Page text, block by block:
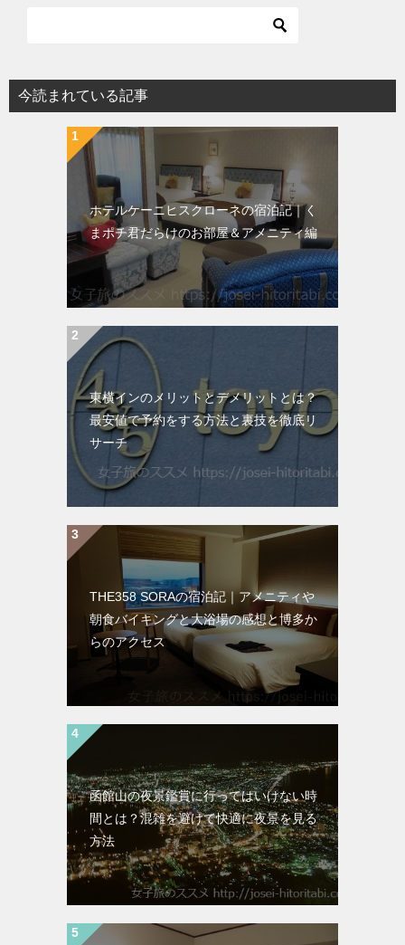
今読まれている記事
ホテルケーニヒスクローネの宿泊記｜く
まポチ君だらけのお部屋＆アメニティ編
東横インのメリットとデメリットとは？
最安値で予約をする方法と裏技を徹底リ
サーチ
THE358 SORAの宿泊記｜アメニティや
朝食バイキングと大浴場の感想と博多か
らのアクセス
函館山の夜景鑑賞に行ってはいけない時
間とは？混雑を避けて快適に夜景を見る
方法